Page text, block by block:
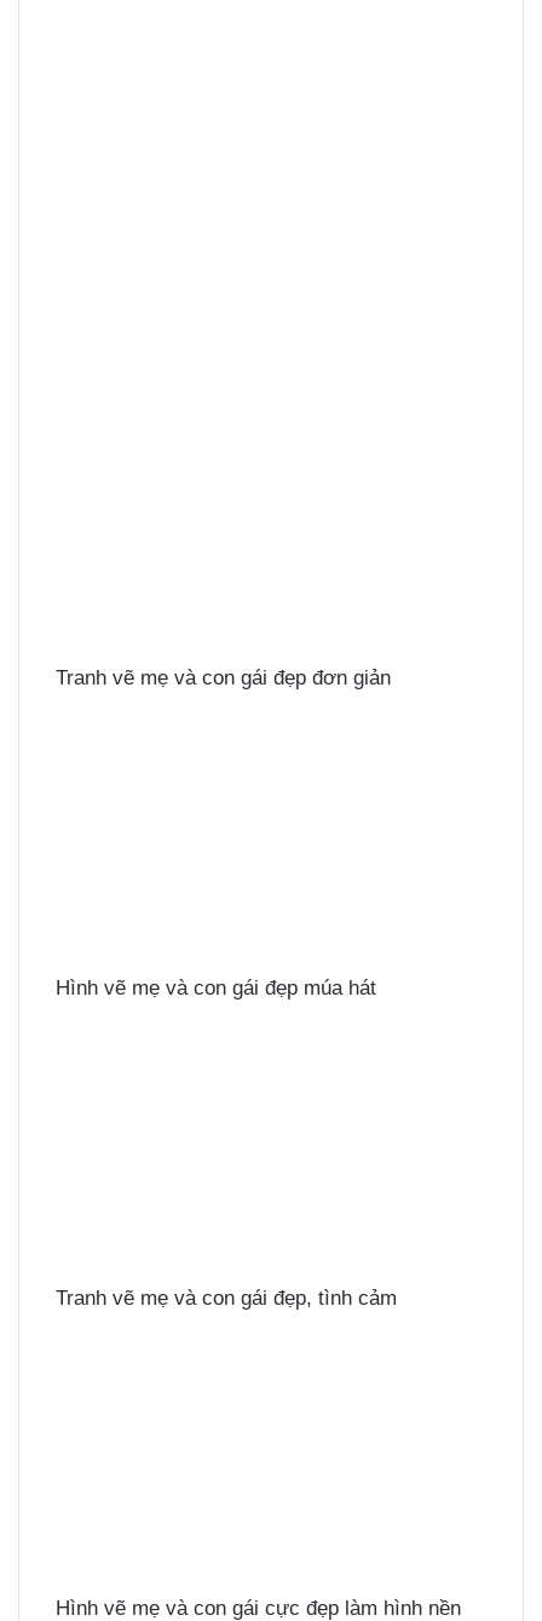
Tranh vẽ mẹ và con gái đẹp đơn giản
Hình vẽ mẹ và con gái đẹp múa hát
Tranh vẽ mẹ và con gái đẹp, tình cảm
Hình vẽ mẹ và con gái cực đẹp làm hình nền